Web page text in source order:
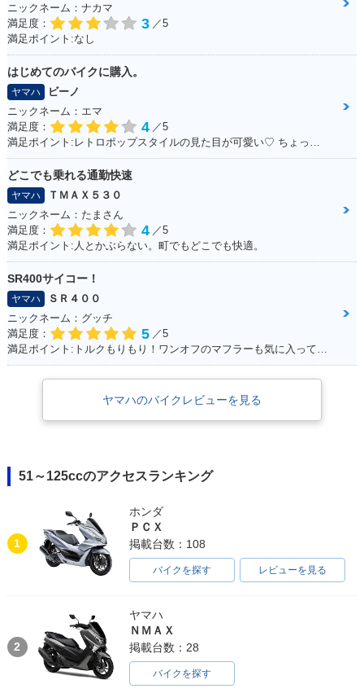
ニックネーム：ナカマ
満足度：
3 ／5
満足ポイント:なし
はじめてのバイクに購入。
ヤマハ
ビーノ
ニックネーム：エマ
満足度：
4 ／5
どこでも乗れる通勤快速
ヤマハ
ＴＭＡＸ５３０
ニックネーム：たまさん
満足度：
4 ／5
満足ポイント:人とかぶらない。町でもどこでも快適。
SR400サイコー！
ヤマハ
ＳＲ４００
ニックネーム：グッチ
満足度：
5 ／5
ヤマハのバイクレビューを見る
51～125ccのアクセスランキング
1
ホンダ
ＰＣＸ
掲載台数：108
バイクを探す レビューを見る
2
ヤマハ
ＮＭＡＸ
掲載台数：28
バイクを探す